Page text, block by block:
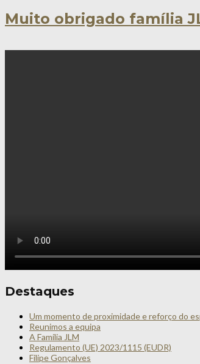
Muito obrigado família
Destaques
Um momento de proximidade e reforço do
Reunimos a equipa
A Família JLM
Regulamento (UE) 2023/1115 (EUDR)
Filipe Gonçalves